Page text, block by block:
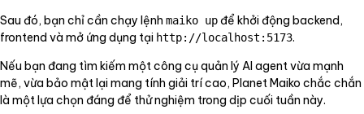
Sau đó, bạn chỉ cần chạy lệnh maiko upđể khởi động backend,
frontend và mở ứng dụng tại http://localhost:5173.
Nếu bạn đang tìm kiếm một công cụ quản lý AI agent vừa mạnh
mẽ, vừa bảo mật lại mang tính giải trí cao, Planet Maiko chắc chắn
là một lựa chọn đáng để thử nghiệm trong dịp cuối tuần này.